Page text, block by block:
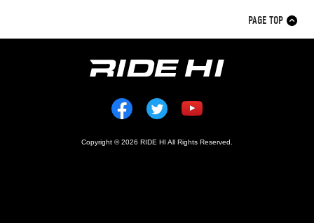
Copyright © 2026 RIDE HI All Rights Reserved.
PAGE TOP